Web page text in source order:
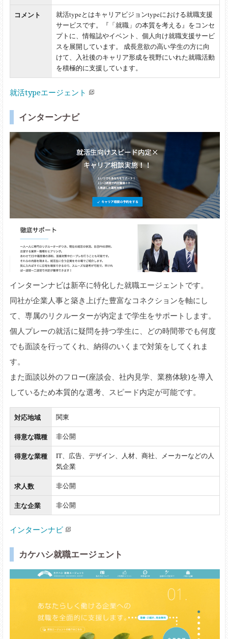
コメント
就活typeとはキャリアビジョンtypeにおける就職支援
サービスです。『「就職」の本質を考える』をコンセ
プトに、情報誌やイベント、個人向け就職支援サービ
スを展開しています。 成長意欲の高い学生の方に向
けて、入社後のキャリア形成を視野にいれた就職活動
を積極的に支援しています。
就活typeエージェント
インターンナビ
インターンナビは新卒に特化した就職エージェントです。
同社が企業人事と築き上げた豊富なコネクションを軸にし
て、専属のリクルーターが内定まで学生をサポートします。
個人プレーの就活に疑問を持つ学生に、どの時間帯でも何度
でも面談を行ってくれ、納得のいくまで対策をしてくれま
す。
また面談以外のフロー(座談会、社内見学、業務体験)を導入
しているため本質的な選考、スピード内定が可能です。
対応地域 関東
得意な職種 非公開
得意な業種
IT、広告、デザイン、人材、商社、メーカーなどの人
気企業
求人数 非公開
主な企業 非公開
インターンナビ
カケハシ就職エージェント